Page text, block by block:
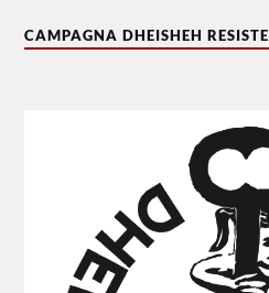
CAMPAGNA DHEISHEH RESISTE